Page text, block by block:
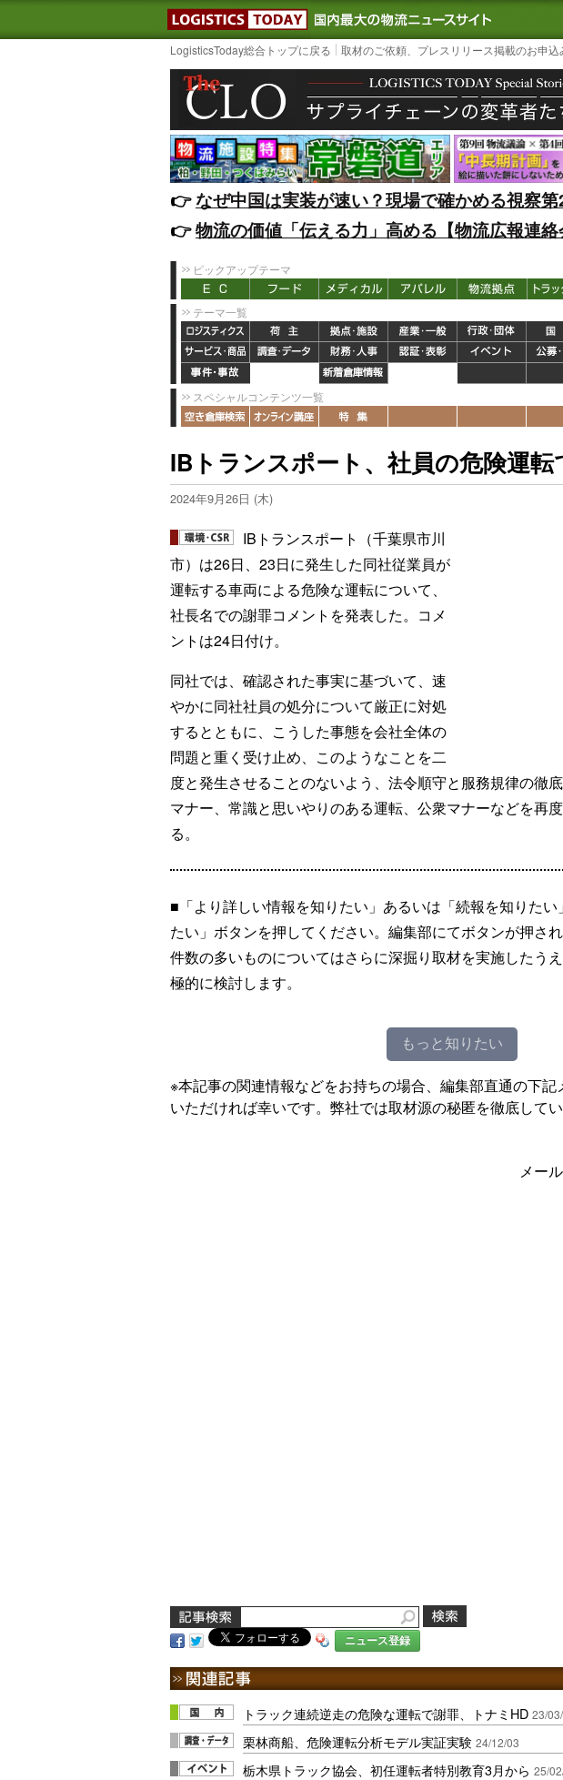
LOGISTICS TODAY｜国内最大の物流
LogisticsToday総合トップに戻る 取材のご依頼、プレスリリース掲載のお申込
👉️なぜ中国は実装が速い？現場で確かめる視察
👉️物流の価値「伝える力」高める【物流広報連
ピックアップテーマ
テーマ一覧
スペシャルコンテンツ一覧
IBトランスポート、社員の危険運
2024年9月26日 (木)
IBトランスポート（千葉県市川
市）は26日、23日に発生した同社従業員が
運転する車両による危険な運転について、
社長名での謝罪コメントを発表した。コメ
ントは24日付け。
同社では、確認された事実に基づいて、速
やかに同社社員の処分について厳正に対処
するとともに、こうした事態を会社全体の
問題と重く受け止め、このようなことを二
度と発生させることのないよう、法令順守と服務規律の徹
マナー、常識と思いやりのある運転、公衆マナーなどを再
る。
■「より詳しい情報を知りたい」あるいは「続報を知りたい
たい」ボタンを押してください。編集部にてボタンが押さ
件数の多いものについてはさらに深掘り取材を実施したう
極的に検討します。
もっと知りたい
※本記事の関連情報などをお持ちの場合、編集部直通の下記
いただければ幸いです。弊社では取材源の秘匿を徹底してい
メー
ニュース登録
トラック連続逆走の危険な運転で謝罪、トナミHD 23/
栗林商船、危険運転分析モデル実証実験 24/12/03
栃木県トラック協会、初任運転者特別教育3月から 25/